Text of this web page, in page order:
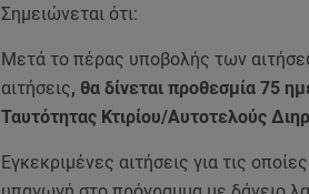
Σημειώνεται ότι:
Μετά το πέρας υποβολής των
αιτήσεις, θα δίνεται προθεσμία 75
Ταυτότητας Κτιρίου/Αυτοτελούς
Εγκεκριμένες αιτήσεις για τις